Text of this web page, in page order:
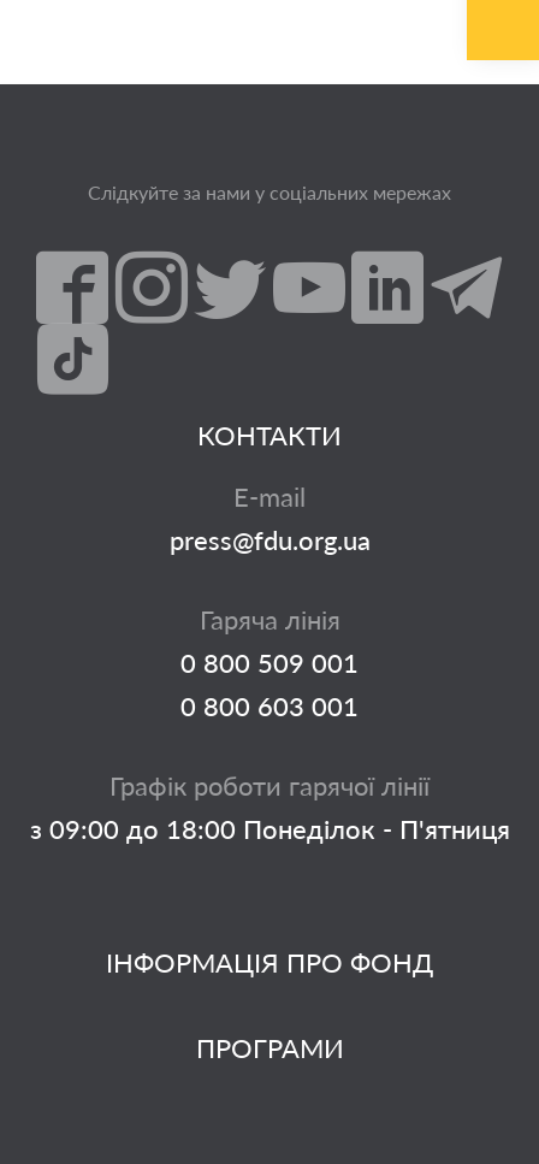
Слідкуйте за нами у соціальних мережах
ІНФОРМАЦІЯ ПРО ФОНД
ПРОГРАМИ
КОНТАКТИ
E-mail
press@fdu.org.ua
Гаряча лінія
0 800 509 001
0 800 603 001
Графік роботи гарячої лінії
з 09:00 до 18:00 Понеділок - П'ятниця